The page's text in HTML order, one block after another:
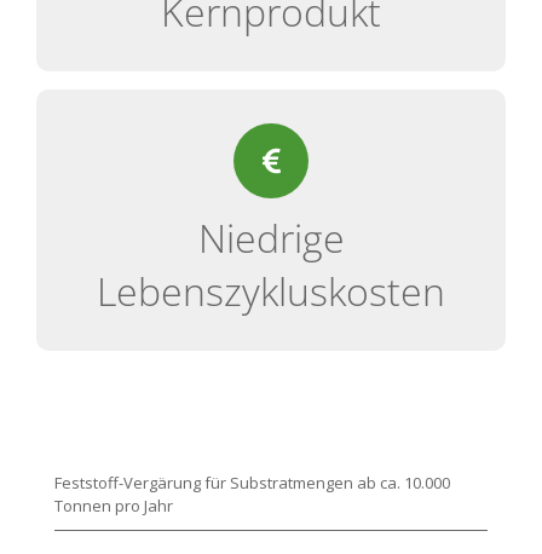
Kernprodukt
Niedrige
Lebenszykluskosten
Stabiler biologischer Prozess
Geringer Verschleiss
Niedriger Eigenenergieverbrauch
Feststoff-Vergärung für Substratmengen ab ca. 10.000
Tonnen pro Jahr